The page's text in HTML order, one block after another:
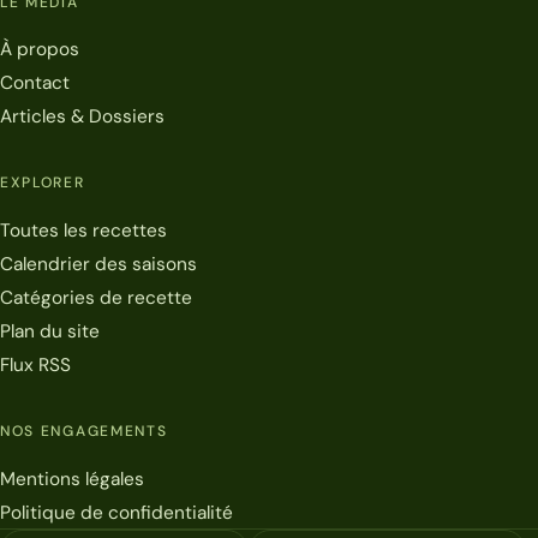
À propos
Contact
Articles & Dossiers
EXPLORER
Toutes les recettes
Calendrier des saisons
Catégories de recette
Plan du site
Flux RSS
NOS ENGAGEMENTS
Mentions légales
Politique de confidentialité